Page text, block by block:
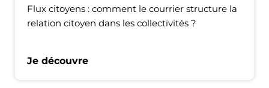
Flux citoyens : comment le courrier structure la
relation citoyen dans les collectivités ?
Je découvre